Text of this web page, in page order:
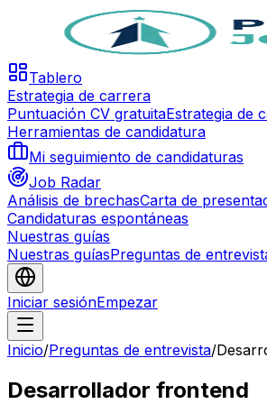
Tablero
Estrategia de carrera
Puntuación CV gratuitaEstrategia de
Herramientas de candidatura
Mi seguimiento de candidaturas
Job Radar
Análisis de brechasCarta de
Candidaturas espontáneas
Nuestras guías
Nuestras guíasPreguntas de
Iniciar sesiónEmpezar
Inicio/Preguntas de entrevista/
Desarrollador frontend